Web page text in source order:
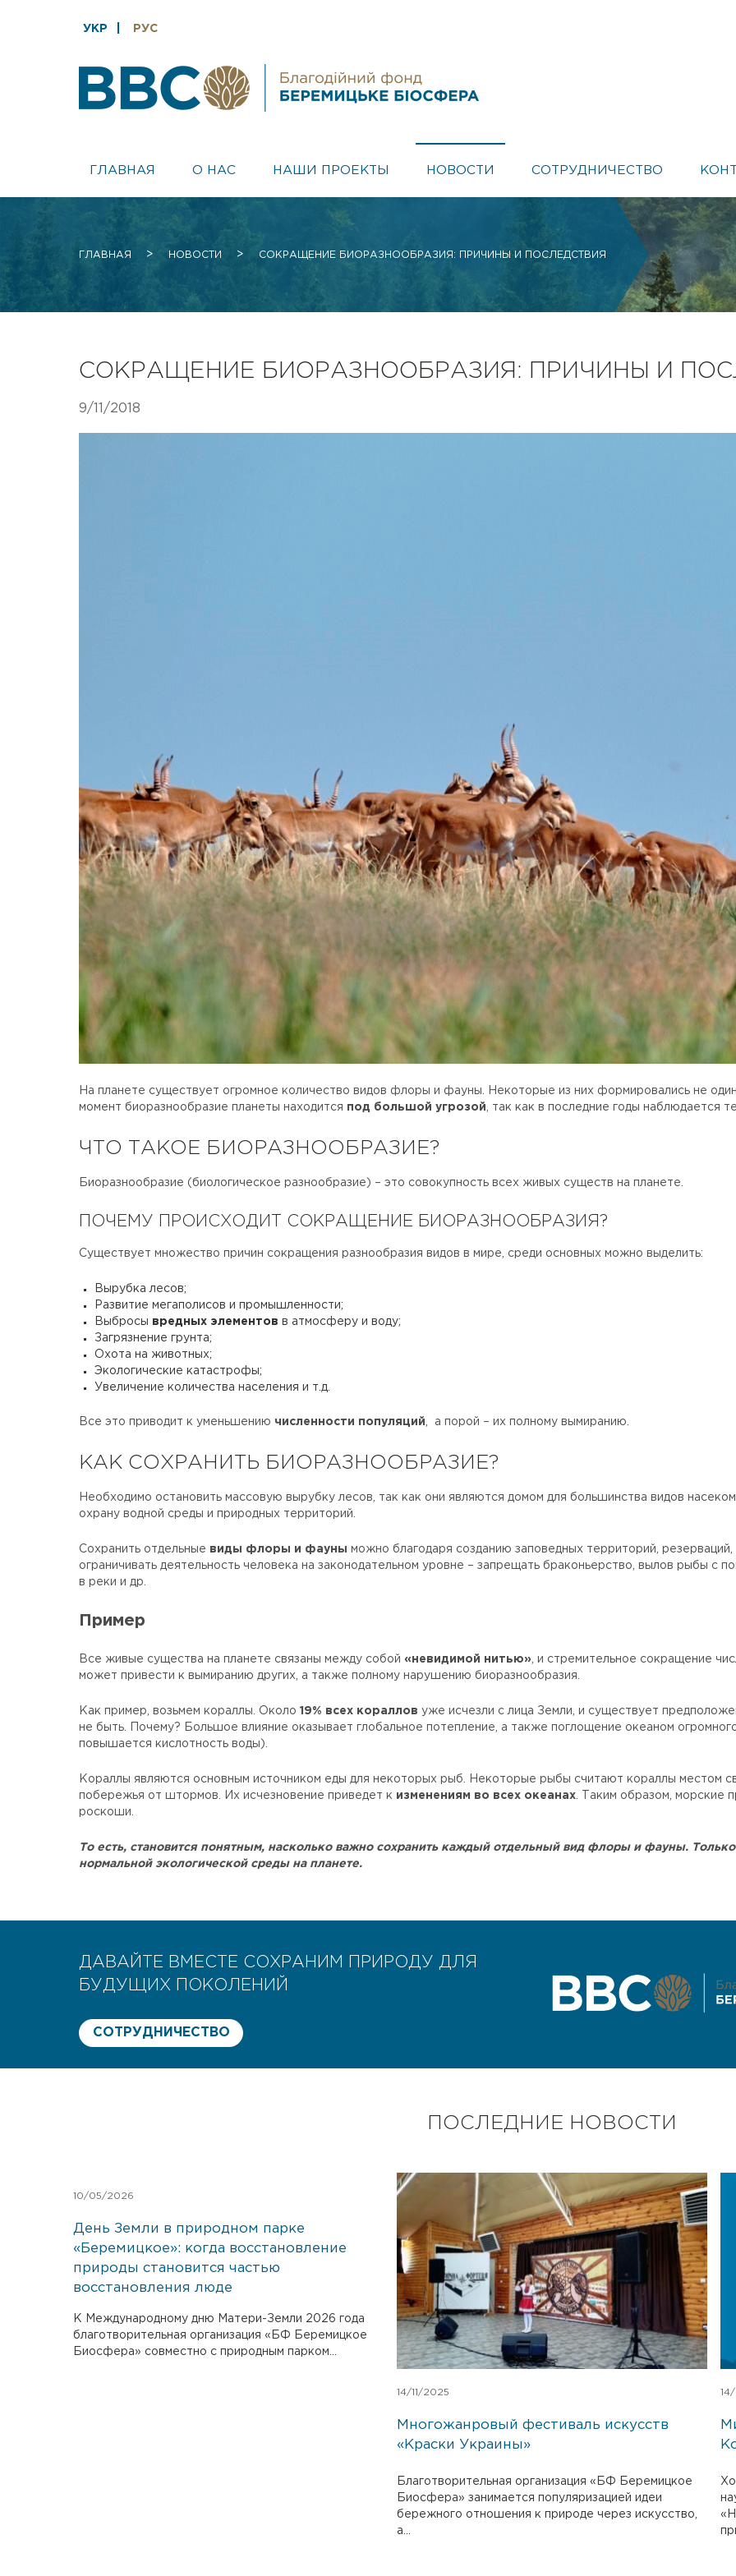
УКР РУС
ГЛАВНАЯ О НАС НАШИ ПРОЕКТЫ НОВОСТИ СОТРУДНИЧЕСТВО
ГЛАВНАЯ > НОВОСТИ > СОКРАЩЕНИЕ БИОРАЗНООБРАЗИЯ: ПРИЧИНЫ И ПОСЛЕДСТВИЯ
СОКРАЩЕНИЕ БИОРАЗНООБРАЗИЯ: ПРИЧИНЫ И
9/11/2018
На планете существует огромное количество видов флоры и фауны. Некоторые из них формировались не
момент биоразнообразие планеты находится под большой угрозой , так как в последние годы наблюдается
ЧТО ТАКОЕ БИОРАЗНООБРАЗИЕ?
Биоразнообразие (биологическое разнообразие) – это совокупность всех живых существ на планете.
ПОЧЕМУ ПРОИСХОДИТ СОКРАЩЕНИЕ БИОРАЗНООБРАЗИЯ?
Существует множество причин сокращения разнообразия видов в мире, среди основных можно выделить:
Вырубка лесов;
Развитие мегаполисов и промышленности;
Выбросы вредных элементов в атмосферу и воду;
Загрязнение грунта;
Охота на животных;
Экологические катастрофы;
Увеличение количества населения и т.д.
Все это приводит к уменьшению численности популяций , а порой – их полному вымиранию.
КАК СОХРАНИТЬ БИОРАЗНООБРАЗИЕ?
Необходимо остановить массовую вырубку лесов, так как они являются домом для большинства видов
охрану водной среды и природных территорий.
Сохранить отдельные виды флоры и фауны
можно благодаря созданию заповедных территорий,
ограничивать деятельность человека на законодательном уровне – запрещать браконьерство, вылов рыбы с
в реки и др.
Пример
Все живые существа на планете связаны между собой «невидимой нитью» , и стремительное сокращение
может привести к вымиранию других, а также полному нарушению биоразнообразия.
Как пример, возьмем кораллы. Около 19% всех кораллов уже исчезли с лица Земли, и существует
не быть. Почему? Большое влияние оказывает глобальное потепление, а также поглощение океаном огромного
повышается кислотность воды).
Кораллы являются основным источником еды для некоторых рыб. Некоторые рыбы считают кораллы местом
побережья от штормов. Их исчезновение приведет к
изменениям во всех океанах . Таким образом, морские
роскоши.
То есть, становится понятным, насколько важно сохранить каждый отдельный вид флоры и фауны.
нормальной экологической среды на планете.
ДАВАЙТЕ ВМЕСТЕ СОХРАНИМ ПРИРОДУ ДЛЯ
БУДУЩИХ ПОКОЛЕНИЙ
СОТРУДНИЧЕСТВО
ПОСЛЕДНИЕ НОВОСТИ
10/05/2026
День Земли в природном парке
«Беремицкое»: когда восстановление
природы становится частью
восстановления люде
К Международному дню Матери-Земли 2026 года
благотворительная организация «БФ Беремицкое
Биосфера» совместно с природным парком...
14/11/2025
Многожанровый фестиваль искусств
«Краски Украины»
Благотворительная организация «БФ Беремицкое
Биосфера» занимается популяризацией идеи
бережного отношения к природе через искусство,
а...